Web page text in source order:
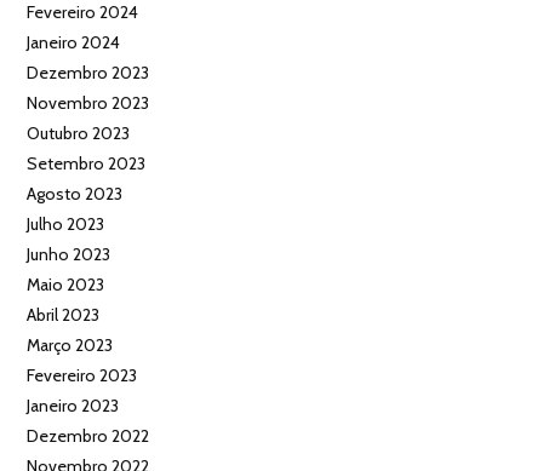
Fevereiro 2024
Janeiro 2024
Dezembro 2023
Novembro 2023
Outubro 2023
Setembro 2023
Agosto 2023
Julho 2023
Junho 2023
Maio 2023
Abril 2023
Março 2023
Fevereiro 2023
Janeiro 2023
Dezembro 2022
Novembro 2022